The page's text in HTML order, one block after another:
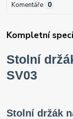
Komentáře 0
Kompletní
Stolní
SV03
Stolní držák